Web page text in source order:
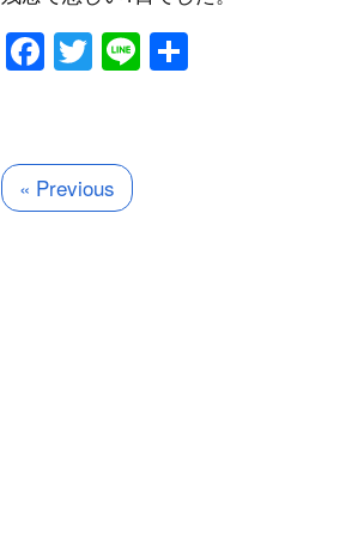
Facebook
Twitter
Line
« Previous